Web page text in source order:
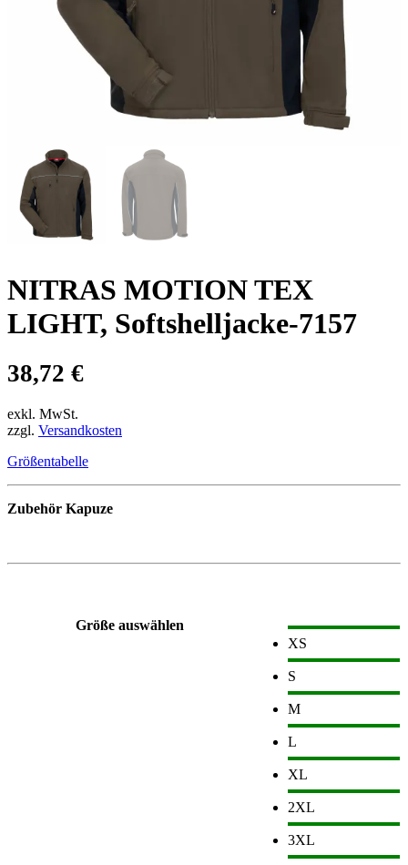
NITRAS MOTION TEX
LIGHT, Softshelljacke-7157
38,72 €
exkl. MwSt.
zzgl. Versandkosten
Größentabelle
Zubehör Kapuze
Größe auswählen
XS
S
M
L
XL
2XL
3XL